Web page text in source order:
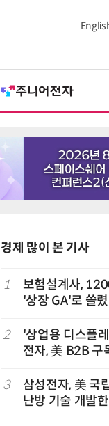
경제 많이 본 기사
1
보험설계사,
'상장 GA'로 쏠
2
'상업용 디스플
전자, 美 B2B 구
3
삼성전자, 美 국
난방 기술 개발